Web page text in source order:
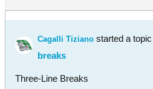
Cagalli Tiziano started a
breaks
Three-Line Breaks